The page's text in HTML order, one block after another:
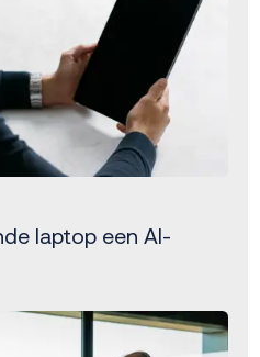
laptop een AI-